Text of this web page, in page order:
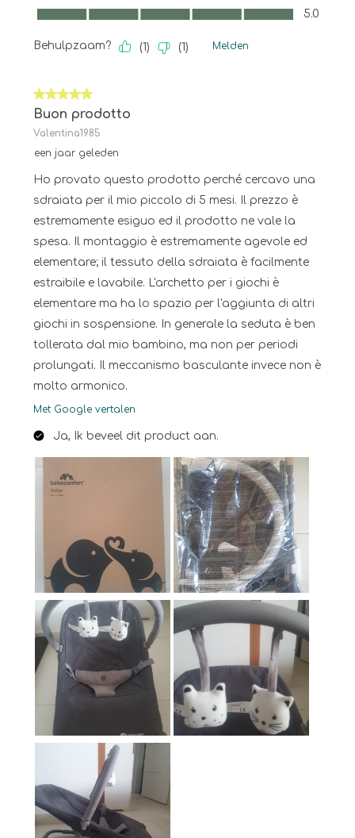
Kwaliteit van product, 5.0 van 5
5.0
Behulpzaam? (1) (1) Melden
5 van 5 sterren.
Buon prodotto
Valentina1985
een jaar geleden
Ho provato questo prodotto perché cercavo una
sdraiata per il mio piccolo di 5 mesi. Il prezzo è
estremamente esiguo ed il prodotto ne vale la
spesa. Il montaggio è estremamente agevole ed
elementare; il tessuto della sdraiata è facilmente
estraibile e lavabile. L'archetto per i giochi è
elementare ma ha lo spazio per l'aggiunta di altri
giochi in sospensione. In generale la seduta è ben
tollerata dal mio bambino, ma non per periodi
prolungati. Il meccanismo basculante invece non è
molto armonico.
Met Google vertalen
Ja, Ik beveel dit product aan.